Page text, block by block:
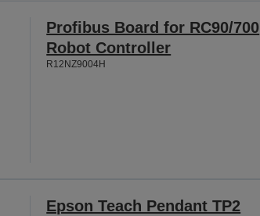
Profibus Board for RC90/700
Robot Controller
R12NZ9004H
Epson Teach Pendant TP2